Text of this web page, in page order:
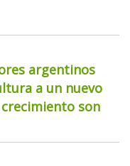
argentinos
a un nuevo
son